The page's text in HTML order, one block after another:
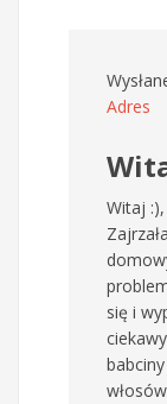
Adres
Witaj :),
się i